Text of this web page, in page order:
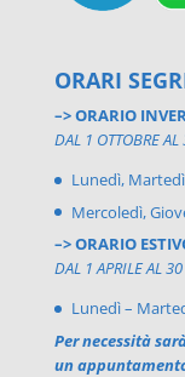
ORARI
–> ORARIO
DAL 1 OTTOBRE
Lunedì,
Mercoledì,
–> ORARIO
DAL 1 APRILE AL
Lunedì –
Per necessità
un